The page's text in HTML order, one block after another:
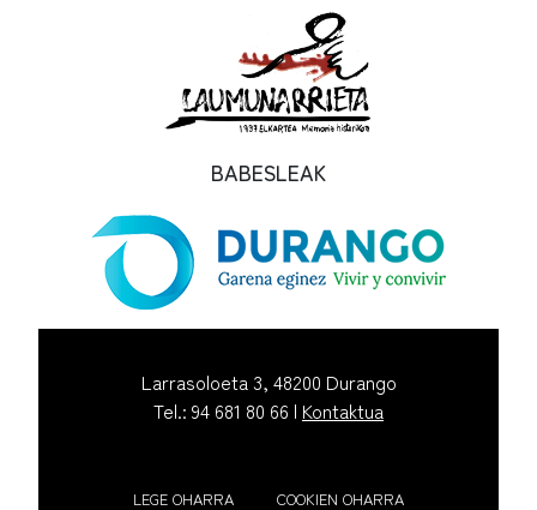
BABESLEAK
Larrasoloeta 3, 48200 Durango
Tel.: 94 681 80 66 | Kontaktua
LEGE OHARRA COOKIEN OHARRA